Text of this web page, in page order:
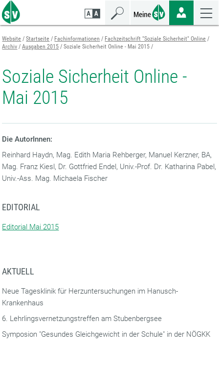
Zum
Seiteninhalt
springen
Zur
Navigation
springen
Zur
Mobilen
Navigation
springen
Website Startseite Fachinformationen
Fachzeitschrift "Soziale Sicherheit" Online
Archiv
Ausgaben 2015 Soziale Sicherheit Online - Mai 2015
Soziale Sicherheit Online -
Mai 2015
Die AutorInnen:
Reinhard Haydn, Mag. Edith Maria Rehberger, Manuel Kerzner, BA,
Mag. Franz Kiesl, Dr. Gottfried Endel, Univ.-Prof. Dr. Katharina Pabel,
Univ.-Ass. Mag. Michaela Fischer
EDITORIAL
Editorial Mai 2015
AKTUELL
Neue Tagesklinik für Herzuntersuchungen im Hanusch-
Krankenhaus
6. Lehrlingsvernetzungstreffen am Stubenbergsee
Symposion "Gesundes Gleichgewicht in der Schule" in der NÖGKK